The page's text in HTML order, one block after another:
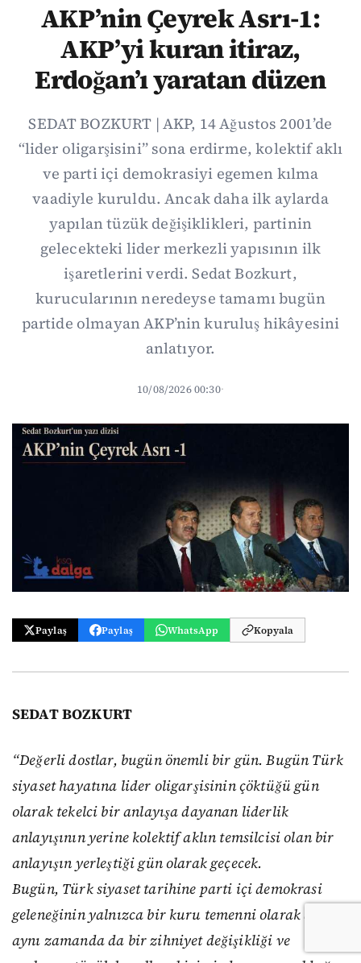
AKP’nin Çeyrek Asrı-1:
AKP’yi kuran itiraz,
Erdoğan’ı yaratan düzen
SEDAT BOZKURT | AKP, 14 Ağustos 2001’de
“lider oligarşisini” sona erdirme, kolektif aklı
ve parti içi demokrasiyi egemen kılma
vaadiyle kuruldu. Ancak daha ilk aylarda
yapılan tüzük değişiklikleri, partinin
gelecekteki lider merkezli yapısının ilk
işaretlerini verdi. Sedat Bozkurt,
kurucularının neredeyse tamamı bugün
partide olmayan AKP’nin kuruluş hikâyesini
anlatıyor.
10/08/2026 00:30·
Paylaş Paylaş WhatsApp Kopyala
SEDAT BOZKURT
“Değerli dostlar, bugün önemli bir gün. Bugün Türk
siyaset hayatına lider oligarşisinin çöktüğü gün
olarak tekelci bir anlayışa dayanan liderlik
anlayışının yerine kolektif aklın temsilcisi olan bir
anlayışın yerleştiği gün olarak geçecek.
Bugün, Türk siyaset tarihine parti içi demokrasi
geleneğinin yalnızca bir kuru temenni olarak değil,
aynı zamanda da bir zihniyet değişikliği ve